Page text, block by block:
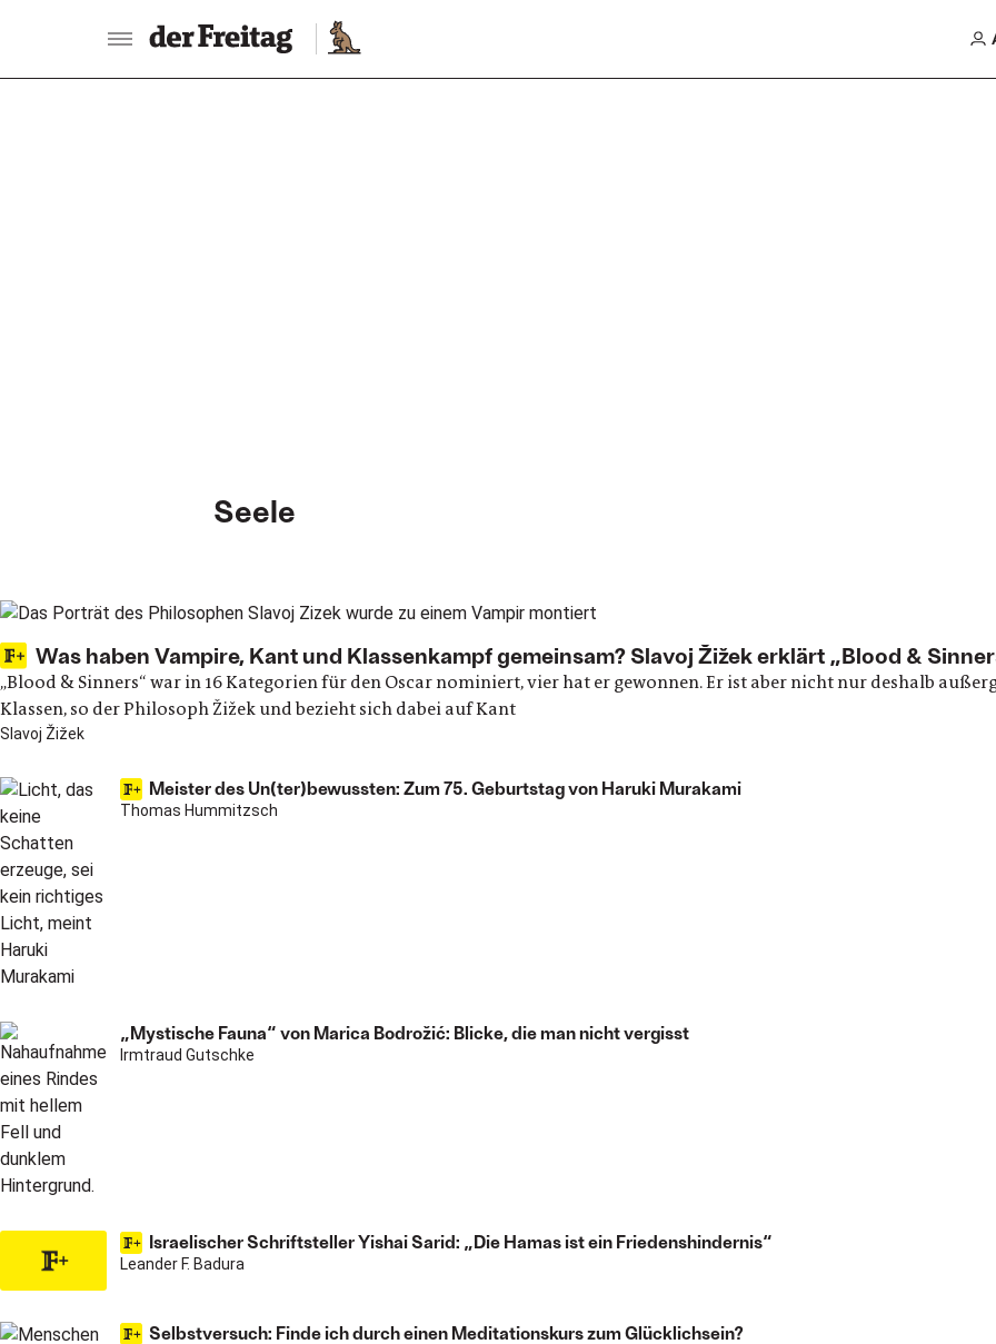
Seele
Main articles
Was haben Vampire, Kant und Klassenkampf gemeinsam? Slavoj Žižek erklärt „Blood &
„Blood & Sinners“ war in 16 Kategorien für den Oscar nominiert, vier hat er gewonnen. Er ist aber nicht nur deshalb
Klassen, so der Philosoph Žižek und bezieht sich dabei auf Kant
Slavoj Žižek
Meister des Un(ter)bewussten: Zum 75. Geburtstag von Haruki Murakami
Thomas Hummitzsch
„Mystische Fauna“ von Marica Bodrožić: Blicke, die man nicht vergisst
Irmtraud Gutschke
Israelischer Schriftsteller Yishai Sarid: „Die Hamas ist ein Friedenshindernis“
Leander F. Badura
Selbstversuch: Finde ich durch einen Meditationskurs zum Glücklichsein?